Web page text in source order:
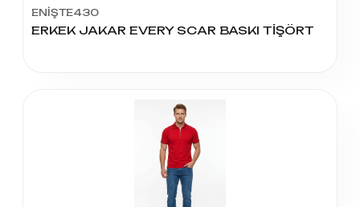
ENİŞTE430
ERKEK JAKAR EVERY SCAR BASKI TİŞÖRT